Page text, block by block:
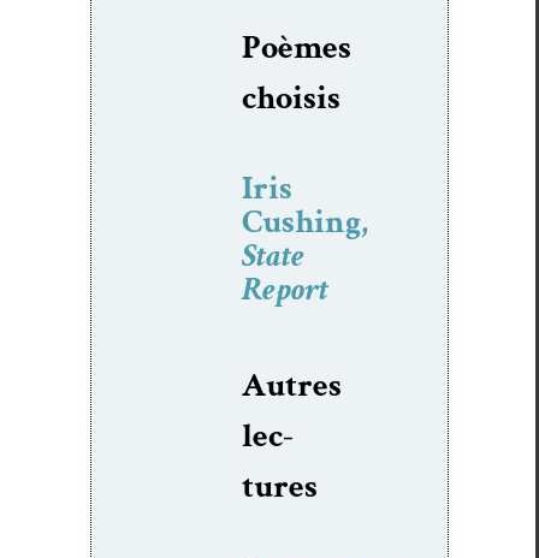
Poèmes
choi­sis
Iris
Cushing,
State
Report
Autres
lec­
tures